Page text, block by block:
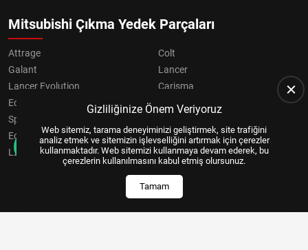
Mitsubishi Çıkma Yedek Parçaları
Attrage
Colt
Galant
Lancer
Lancer Evolution
Carisma
Eclipse
Grandis
Space Star
Eclipse Cross
OUTLANDER
L200
Pajero
Gizliliğinize Önem Veriyoruz
Web sitemiz, tarama deneyiminizi geliştirmek, site trafiğini
analiz etmek ve sitemizin işlevselliğini artırmak için çerezler
kullanmaktadır. Web sitemizi kullanmaya devam ederek, bu
çerezlerin kullanılmasını kabul etmiş olursunuz.
Tamam